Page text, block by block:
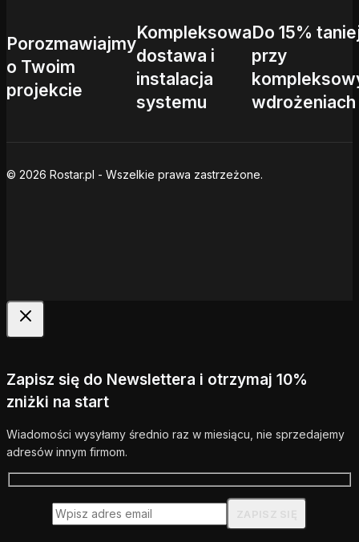
Porozmawiajmy
o Twoim
projekcie
Kompleksowa
dostawa i
instalacja
systemu
Do 15%
przy
wdrożeniach
© 2026 Rostar.pl - Wszelkie prawa zastrzeżone.
Zapisz się do Newslettera i otrzymaj 10%
zniżki na start
Wiadomości wysyłamy średnio raz w miesiącu, nie sprzedajemy
adresów innym firmom.